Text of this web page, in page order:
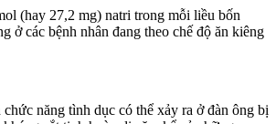
(hay 27,2 mg) natri trong mỗi liều bốn
ở các bệnh nhân đang theo chế độ ăn kiêng
năng tình dục có thể xảy ra ở đàn ông bị